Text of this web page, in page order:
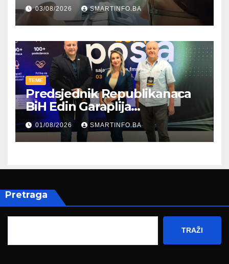
03/08/2026 SMARTINFO.BA
TEME
Predsjednik Republikanaca
BiH Edin Garaplija
prisustvovao prezentaciji
Federalnog sajma
zapošljavanja
01/08/2026 SMARTINFO.BA
Pretraga
TRAŽI